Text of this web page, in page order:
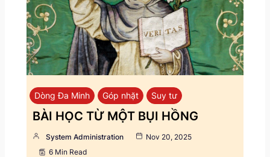
Dòng Đa Minh Góp nhặt Suy tư
BÀI HỌC TỪ MỘT BỤI HỒNG
System Administration
Nov 20, 2025
6 Min Read